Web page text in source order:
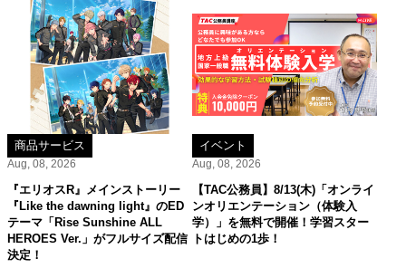
商品サービス
Aug, 08, 2026
『エリオスR』メインストーリー
『Like the dawning light』のED
テーマ「Rise Sunshine ALL
HEROES Ver.」がフルサイズ配信
決定！
イベント
Aug, 08, 2026
【TAC公務員】8/13(木)「オンライ
ンオリエンテーション（体験入
学）」を無料で開催！学習スター
トはじめの1歩！